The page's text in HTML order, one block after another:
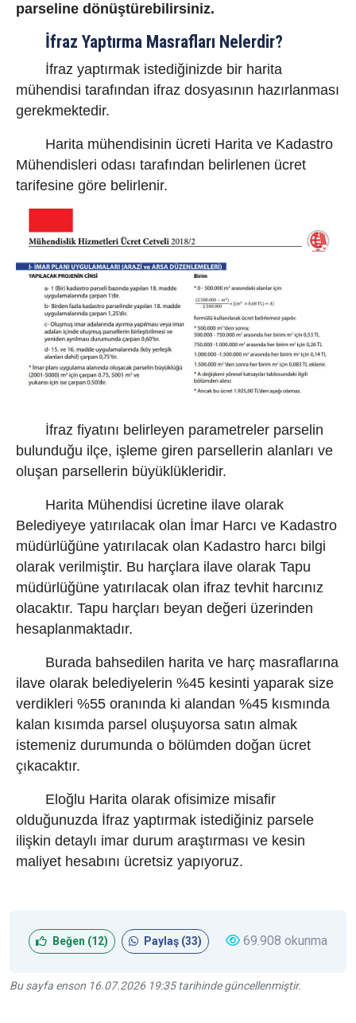
parseline dönüştürebilirsiniz.
İfraz Yaptırma Masrafları Nelerdir?
İfraz yaptırmak istediğinizde bir harita
mühendisi tarafından ifraz dosyasının hazırlanması
gerekmektedir.
Harita mühendisinin ücreti Harita ve Kadastro
Mühendisleri odası tarafından belirlenen ücret
tarifesine göre belirlenir.
İfraz fiyatını belirleyen parametreler parselin
bulunduğu ilçe, işleme giren parsellerin alanları ve
oluşan parsellerin büyüklükleridir.
Harita Mühendisi ücretine ilave olarak
Belediyeye yatırılacak olan İmar Harcı ve Kadastro
müdürlüğüne yatırılacak olan Kadastro harcı bilgi
olarak verilmiştir. Bu harçlara ilave olarak Tapu
müdürlüğüne yatırılacak olan ifraz tevhit harcınız
olacaktır. Tapu harçları beyan değeri üzerinden
hesaplanmaktadır.
Burada bahsedilen harita ve harç masraflarına
ilave olarak belediyelerin %45 kesinti yaparak size
verdikleri %55 oranında ki alandan %45 kısmında
kalan kısımda parsel oluşuyorsa satın almak
istemeniz durumunda o bölümden doğan ücret
çıkacaktır.
Eloğlu Harita olarak ofisimize misafir
olduğunuzda İfraz yaptırmak istediğiniz parsele
ilişkin detaylı imar durum araştırması ve kesin
maliyet hesabını ücretsiz yapıyoruz.
Beğen (12) Paylaş (33) 69.908 okunma
Bu sayfa enson 16.07.2026 19:35 tarihinde güncellenmiştir.